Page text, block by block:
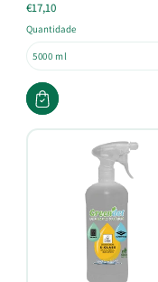
€17,10
Quantidade